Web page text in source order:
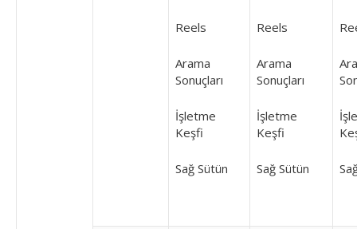
Reels
Arama
Sonuçları
İşletme
Keşfi
Sağ Sütün
Reels
Arama
Sonuçları
İşletme
Keşfi
Sağ Sütün